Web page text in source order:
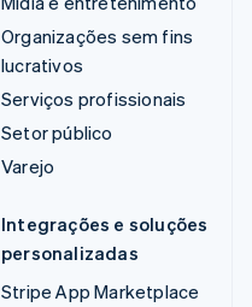
Organizações sem fins
lucrativos
Serviços profissionais
Setor público
Varejo
Integrações e soluções
personalizadas
Stripe App Marketplace